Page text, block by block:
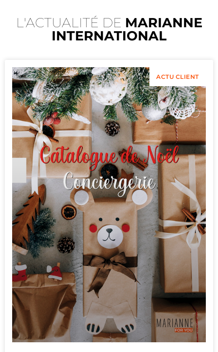
L'ACTUALITÉ DE MARIANNE
INTERNATIONAL
ACTU CLIENT